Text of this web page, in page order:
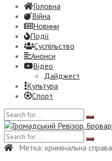
Головна
Війна
Новини
Події
Суспiльство
Анонси
Відео
Дайджест
Культура
Спорт
Метка: кримінальна справа